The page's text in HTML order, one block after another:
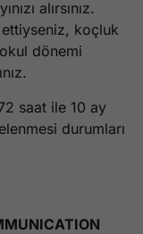
alırsınız.
koçluk
dönemi
saat ile 10 ay
durumları